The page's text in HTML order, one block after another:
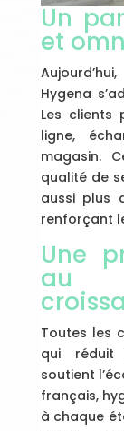
Un
et
Hygena
Les clients
ligne,
magasin.
qualité de
aussi plus
renforçant
Une
au
Toutes les
qui réduit
soutient
français,
à chaque